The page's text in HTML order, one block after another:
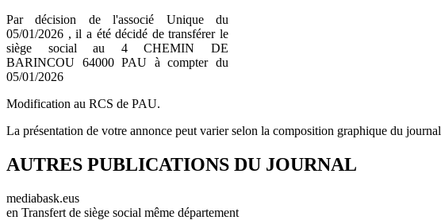
Par décision de l'associé Unique du
05/01/2026 , il a été décidé de transférer le
siège social au 4 CHEMIN DE
BARINCOU 64000 PAU à compter du
05/01/2026
Modification au RCS de PAU.
La présentation de votre annonce peut varier selon la composition graphique du journal
AUTRES PUBLICATIONS DU JOURNAL
mediabask.eus
en Transfert de siège social même département